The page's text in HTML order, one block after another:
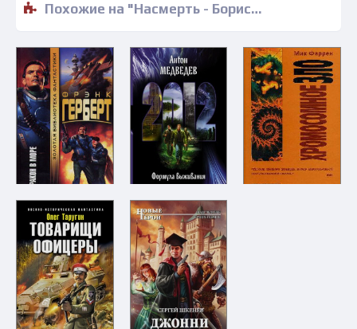
Похожие на "Насмерть - Борис Громов" книги читать бесплатно полные версии